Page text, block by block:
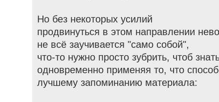
Но без некоторых усилий
продвинуться в этом направлении
не всё заучивается "само собой",
что-то нужно просто зубрить, чтоб
одновременно применяя то, что
лучшему запоминанию материала: